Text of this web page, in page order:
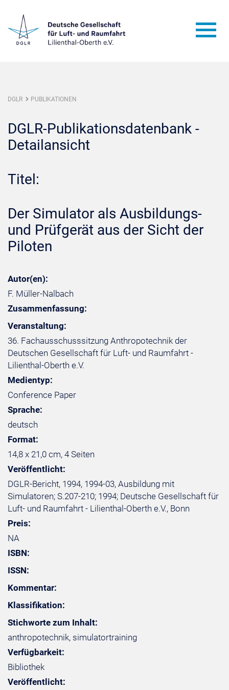
DGLR PUBLIKATIONEN
DGLR-Publikationsdatenbank -
Detailansicht
Titel:
Der Simulator als Ausbildungs-
und Prüfgerät aus der Sicht der
Piloten
Autor(en):
F. Müller-Nalbach
Zusammenfassung:
Veranstaltung:
36. Fachausschusssitzung Anthropotechnik der
Deutschen Gesellschaft für Luft- und Raumfahrt -
Lilienthal-Oberth e.V.
Medientyp:
Conference Paper
Sprache:
deutsch
Format:
14,8 x 21,0 cm, 4 Seiten
Veröffentlicht:
DGLR-Bericht, 1994, 1994-03, Ausbildung mit
Simulatoren; S.207-210; 1994; Deutsche Gesellschaft für
Luft- und Raumfahrt - Lilienthal-Oberth e.V., Bonn
Preis:
NA
ISBN:
ISSN:
Kommentar:
Klassifikation:
Stichworte zum Inhalt:
anthropotechnik, simulatortraining
Verfügbarkeit:
Bibliothek
Veröffentlicht: